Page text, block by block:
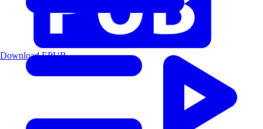
Download EPUB